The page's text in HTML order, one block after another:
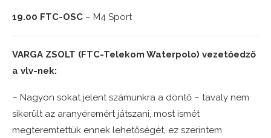
19.00 FTC-OSC – M4 Sport
VARGA ZSOLT (FTC-Telekom Waterpolo) vezetőedző
a vlv-nek:
– Nagyon sokat jelent számunkra a döntő – tavaly nem
sikerült az aranyéremért játszani, most ismét
megteremtettük ennek lehetőségét, ez szerintem